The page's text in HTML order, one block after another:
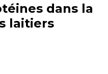
dans la
laitiers